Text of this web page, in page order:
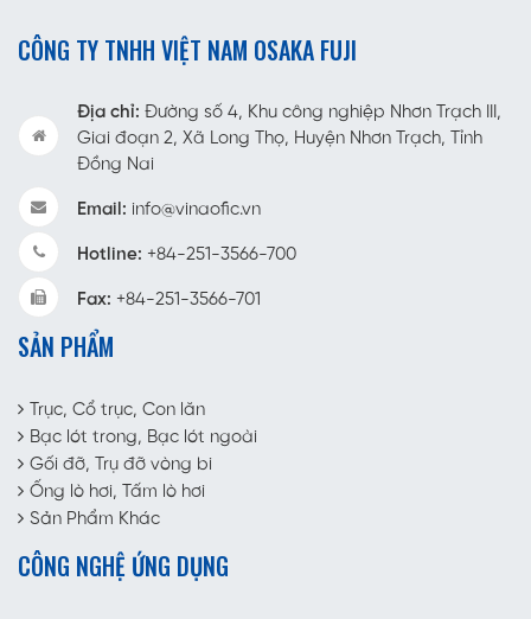
CÔNG TY TNHH VIỆT NAM OSAKA FUJI
Địa chỉ: Đường số 4, Khu công nghiệp Nhơn Trạch III,
Giai đoạn 2, Xã Long Thọ, Huyện Nhơn Trạch, Tỉnh
Đồng Nai
Email: info@vinaofic.vn
Hotline: +84-251-3566-700
Fax: +84-251-3566-701
SẢN PHẨM
Trục, Cổ trục, Con lăn
Bạc lót trong, Bạc lót ngoài
Gối đỡ, Trụ đỡ vòng bi
Ống lò hơi, Tấm lò hơi
Sản Phẩm Khác
CÔNG NGHỆ ỨNG DỤNG